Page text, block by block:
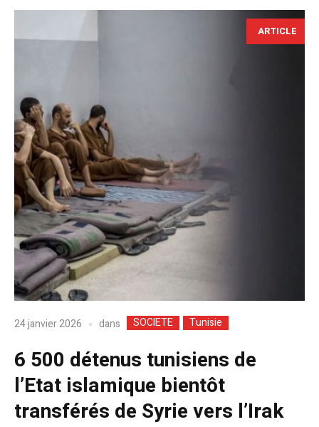
ARTICLE
24 janvier 2026 dans SOCIETE Tunisie
6 500 détenus tunisiens de
l’Etat islamique bientôt
transférés de Syrie vers l’Irak